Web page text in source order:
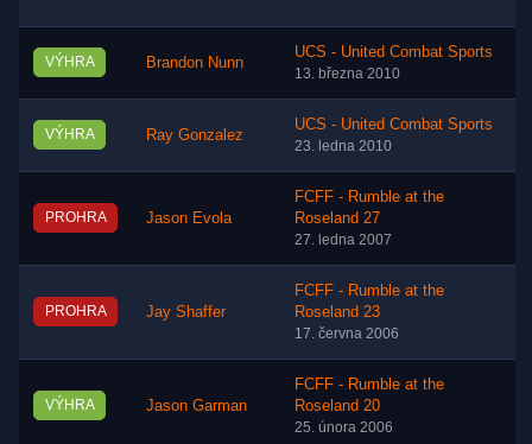
VÝHRA Brandon Nunn
UCS - United Combat Sports
13. března 2010
VÝHRA Ray Gonzalez
UCS - United Combat Sports
23. ledna 2010
PROHRA Jason Evola
FCFF - Rumble at the
Roseland 27
27. ledna 2007
PROHRA Jay Shaffer
FCFF - Rumble at the
Roseland 23
17. června 2006
VÝHRA Jason Garman
FCFF - Rumble at the
Roseland 20
25. února 2006